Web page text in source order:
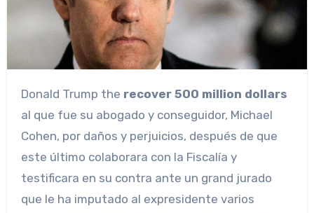
Donald Trump the recover 500 million dollars
al que fue su abogado y conseguidor, Michael
Cohen, por daños y perjuicios, después de que
este último colaborara con la Fiscalía y
testificara en su contra ante un grand jurado
que le ha imputado al expresidente varios